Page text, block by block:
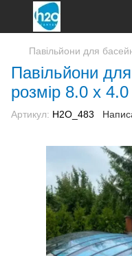
Павільйони для
Павільйони
розмір 8.0 х
Артикул: H2О_483